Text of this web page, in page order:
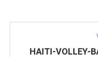
HAITI-VOLLEY-